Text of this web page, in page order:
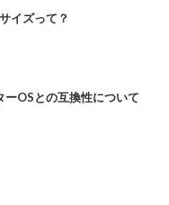
イズって？
OSとの互換性について